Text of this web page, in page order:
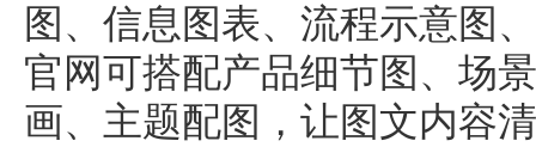
图、信息图表、流程示意图
官网可搭配产品细节图、场
画、主题配图，让图文内容